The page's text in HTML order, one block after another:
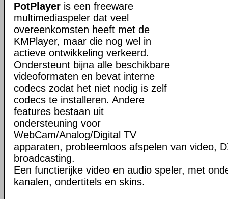
PotPlayer is een freeware
multimediaspeler dat veel
overeenkomsten heeft met de
KMPlayer, maar die nog wel in
actieve ontwikkeling verkeerd.
Ondersteunt bijna alle beschikbare
videoformaten en bevat interne
codecs zodat het niet nodig is zelf
codecs te installeren. Andere
features bestaan uit
ondersteuning voor
WebCam/Analog/Digital TV
apparaten, probleemloos afspelen van video,
broadcasting.
Een functierijke video en audio speler, met
kanalen, ondertitels en skins.